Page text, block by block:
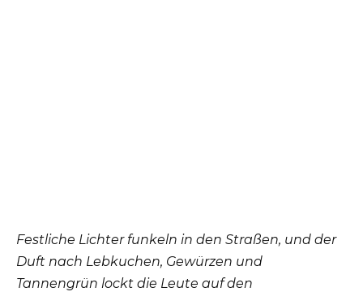
Festliche Lichter funkeln in den Straßen, und der
Duft nach Lebkuchen, Gewürzen und
Tannengrün lockt die Leute auf den